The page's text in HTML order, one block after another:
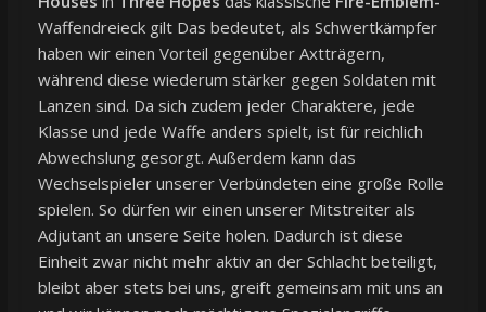
Waffendreieck gilt Das bedeutet, als Schwertkämpfer
haben wir einen Vorteil gegenüber Axtträgern,
während diese wiederum stärker gegen Soldaten mit
Lanzen sind. Da sich zudem jeder Charaktere, jede
Klasse und jede Waffe anders spielt, ist für reichlich
Abwechslung gesorgt. Außerdem kann das
Wechselspieler unserer Verbündeten eine große Rolle
spielen. So dürfen wir einen unserer Mitstreiter als
Adjutant an unsere Seite holen. Dadurch ist diese
Einheit zwar nicht mehr aktiv an der Schlacht beteiligt,
bleibt aber stets bei uns, greift gemeinsam mit uns an